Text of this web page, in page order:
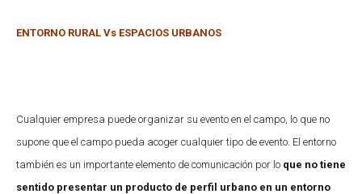
ENTORNO RURAL Vs ESPACIOS URBANOS
Cualquier empresa puede organizar su evento en el campo, lo que no
supone que el campo pueda acoger cualquier tipo de evento. El entorno
también es un importante elemento de comunicación por lo que no tiene
sentido presentar un producto de perfil urbano en un entorno